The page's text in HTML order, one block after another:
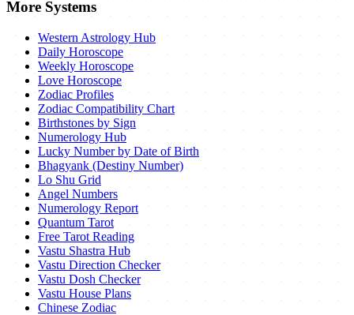
More Systems
Western Astrology Hub
Daily Horoscope
Weekly Horoscope
Love Horoscope
Zodiac Profiles
Zodiac Compatibility Chart
Birthstones by Sign
Numerology Hub
Lucky Number by Date of Birth
Bhagyank (Destiny Number)
Lo Shu Grid
Angel Numbers
Numerology Report
Quantum Tarot
Free Tarot Reading
Vastu Shastra Hub
Vastu Direction Checker
Vastu Dosh Checker
Vastu House Plans
Chinese Zodiac